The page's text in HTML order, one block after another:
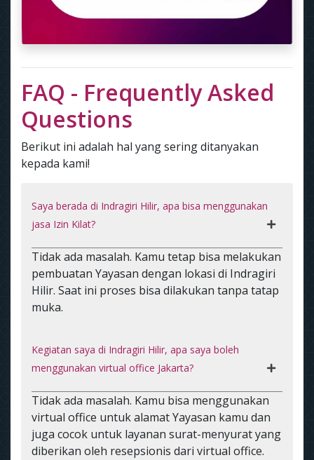
FAQ - Frequently Asked
Questions
Berikut ini adalah hal yang sering ditanyakan
kepada kami!
Saya berada di Indragiri Hilir, apa bisa menggunakan
jasa Izin Kilat?
Tidak ada masalah. Kamu tetap bisa melakukan
pembuatan Yayasan dengan lokasi di Indragiri
Hilir. Saat ini proses bisa dilakukan tanpa tatap
muka.
Kegiatan saya di Indragiri Hilir, apa saya boleh
menggunakan virtual office Jakarta?
Tidak ada masalah. Kamu bisa menggunakan
virtual office untuk alamat Yayasan kamu dan
juga cocok untuk layanan surat-menyurat yang
diberikan oleh resepsionis dari virtual office.